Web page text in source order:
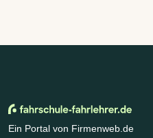
Ein Portal von Firmenweb.de